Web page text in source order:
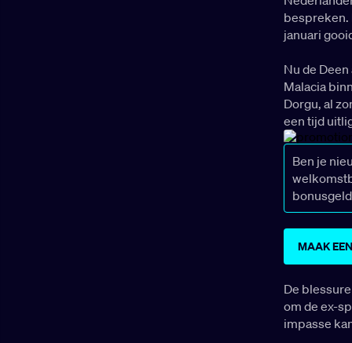
bespreken.
januari
Nu de
Malacia
Dorgu, al
een tijd
Ben je
MAAK
De
om de ex-
impasse